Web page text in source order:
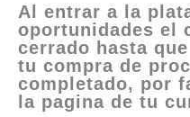
Al entrar a la
oportunidades el
cerrado hasta
tu compra de
completado, por
la pagina de tu